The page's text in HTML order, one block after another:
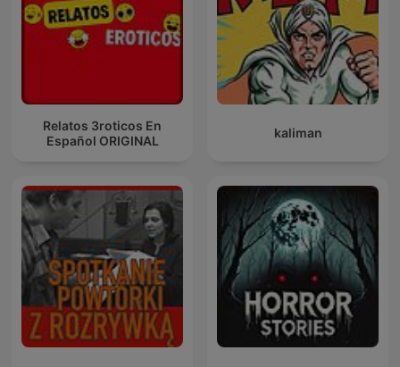
Relatos 3roticos En
Español ORIGINAL
kaliman